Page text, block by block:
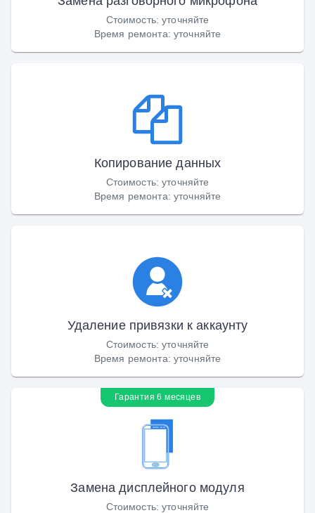
Стоимость:уточняйте
Время ремонта: уточняйте
Копирование данных
Стоимость:уточняйте
Время ремонта: уточняйте
Удаление привязки к аккаунту
Стоимость:уточняйте
Время ремонта: уточняйте
Гарантия 6 месяцев
Замена дисплейного модуля
Стоимость:уточняйте